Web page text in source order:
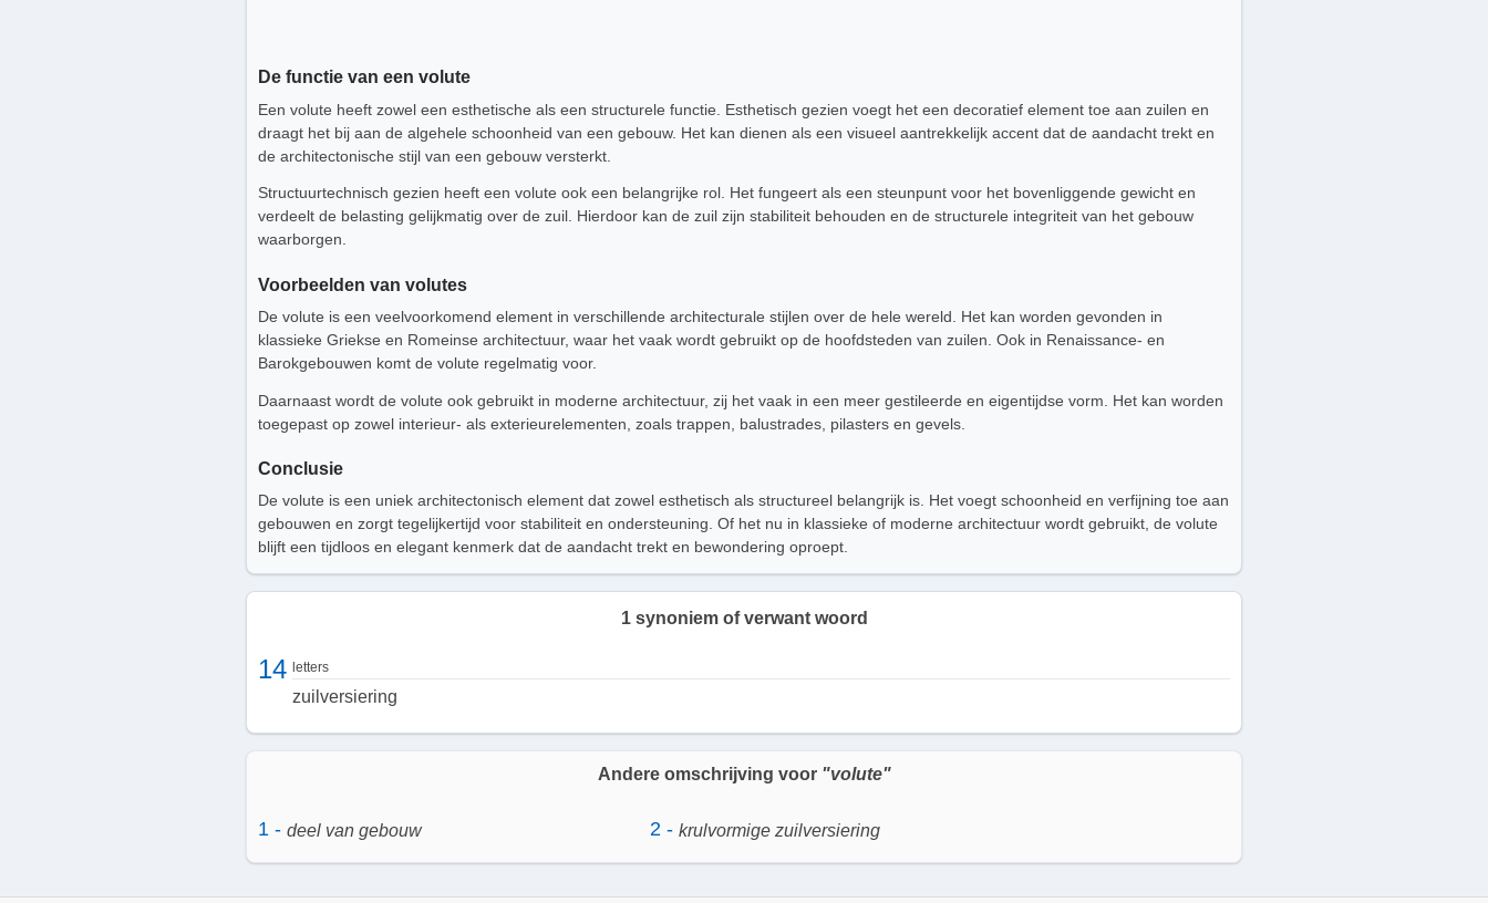
De functie van een volute
Een volute heeft zowel een esthetische als een structurele functie. Esthetisch gezien voegt het een decoratief element toe aan zuilen en
draagt het bij aan de algehele schoonheid van een gebouw. Het kan dienen als een visueel aantrekkelijk accent dat de aandacht trekt en
de architectonische stijl van een gebouw versterkt.
Structuurtechnisch gezien heeft een volute ook een belangrijke rol. Het fungeert als een steunpunt voor het bovenliggende gewicht en
verdeelt de belasting gelijkmatig over de zuil. Hierdoor kan de zuil zijn stabiliteit behouden en de structurele integriteit van het gebouw
waarborgen.
Voorbeelden van volutes
De volute is een veelvoorkomend element in verschillende architecturale stijlen over de hele wereld. Het kan worden gevonden in
klassieke Griekse en Romeinse architectuur, waar het vaak wordt gebruikt op de hoofdsteden van zuilen. Ook in Renaissance- en
Barokgebouwen komt de volute regelmatig voor.
Daarnaast wordt de volute ook gebruikt in moderne architectuur, zij het vaak in een meer gestileerde en eigentijdse vorm. Het kan worden
toegepast op zowel interieur- als exterieurelementen, zoals trappen, balustrades, pilasters en gevels.
Conclusie
De volute is een uniek architectonisch element dat zowel esthetisch als structureel belangrijk is. Het voegt schoonheid en verfijning toe aan
gebouwen en zorgt tegelijkertijd voor stabiliteit en ondersteuning. Of het nu in klassieke of moderne architectuur wordt gebruikt, de volute
blijft een tijdloos en elegant kenmerk dat de aandacht trekt en bewondering oproept.
1 synoniem of verwant woord
14 letters
zuilversiering
Andere omschrijving voor "volute"
1 - deel van gebouw 2 - krulvormige zuilversiering